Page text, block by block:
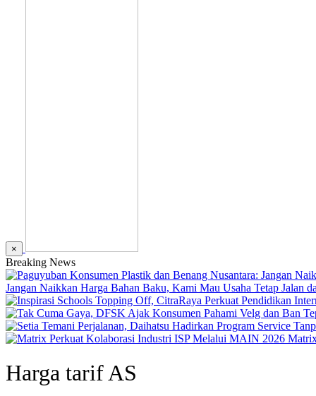
×
Breaking News
Jangan Naikkan Harga Bahan Baku, Kami Mau Usaha Tetap Jalan
Harga tarif AS